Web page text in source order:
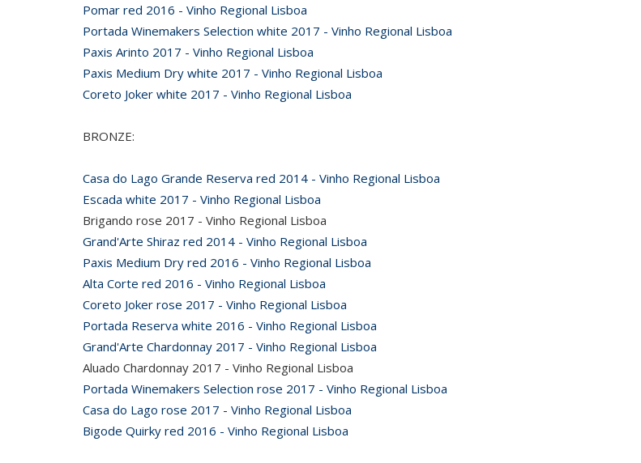
Pomar red 2016 - Vinho Regional Lisboa
Portada Winemakers Selection white 2017 - Vinho Regional Lisboa
Paxis Arinto 2017 - Vinho Regional Lisboa
Paxis Medium Dry white 2017 - Vinho Regional Lisboa
Coreto Joker white 2017 - Vinho Regional Lisboa
BRONZE:
Casa do Lago Grande Reserva red 2014 - Vinho Regional Lisboa
Escada white 2017 - Vinho Regional Lisboa
Brigando rose 2017 - Vinho Regional Lisboa
Grand'Arte Shiraz red 2014 - Vinho Regional Lisboa
Paxis Medium Dry red 2016 - Vinho Regional Lisboa
Alta Corte red 2016 - Vinho Regional Lisboa
Coreto Joker rose 2017 - Vinho Regional Lisboa
Portada Reserva white 2016 - Vinho Regional Lisboa
Grand'Arte Chardonnay 2017 - Vinho Regional Lisboa
Aluado Chardonnay 2017 - Vinho Regional Lisboa
Portada Winemakers Selection rose 2017 - Vinho Regional Lisboa
Casa do Lago rose 2017 - Vinho Regional Lisboa
Bigode Quirky red 2016 - Vinho Regional Lisboa